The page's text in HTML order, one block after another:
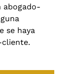
abogado-
se haya